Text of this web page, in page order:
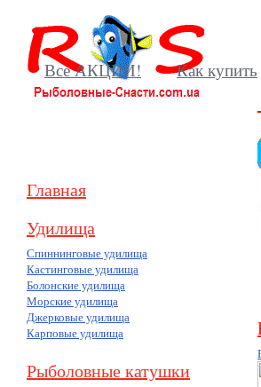
Все АКЦИИ! Как купить
Главная
Удилища
Спиннинговые удилища
Кастинговые удилища
Болонские удилища
Морские удилища
Джерковые удилища
Карповые удилища
Рыболовные катушки